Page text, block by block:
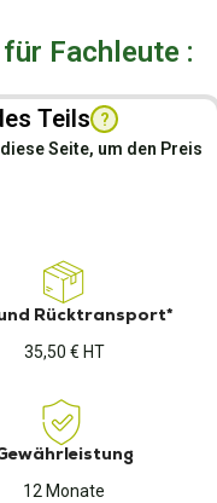
Fachleute :
Teils ?
Seite, um den Preis
Rücktransport*
35,50 € HT
12 Monate